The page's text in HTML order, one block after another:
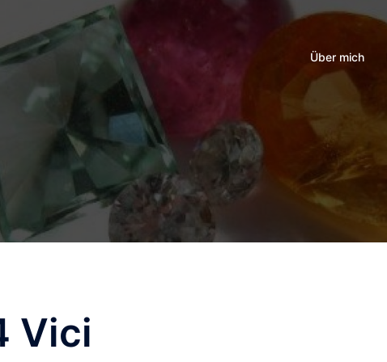
Über mich
Vici